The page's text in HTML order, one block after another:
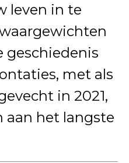
leven in te
geschiedenis
met als
in 2021,
aan het langste